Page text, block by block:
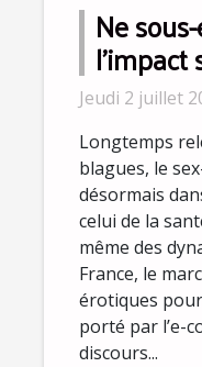
Ne
sex-toy
Jeudi 2 juillet
Longtemps
blagues, le
désormais
celui de la
même des
France, le
érotiques
porté par l’e-
discours...